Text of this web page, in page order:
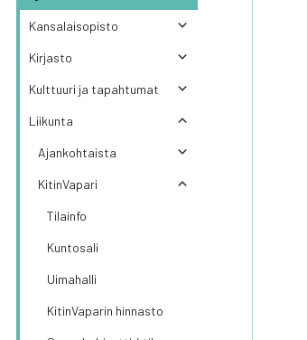
Kan­sa­lais­opis­to
Kir­jas­to
Kult­tuu­ri ja tapah­tu­mat
Lii­kun­ta
Ajan­koh­tais­ta
Kitin­Va­pa­ri
Tilain­fo
Kun­to­sa­li
Uima­hal­li
Kitin­Va­pa­rin hin­nas­to